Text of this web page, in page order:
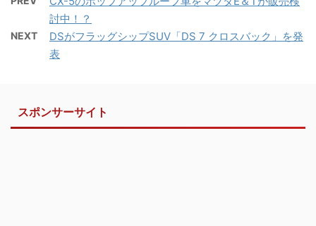
討中！？
NEXT
DSがフラッグシップSUV「DS 7 クロスバック」を発
表
スポンサーサイト